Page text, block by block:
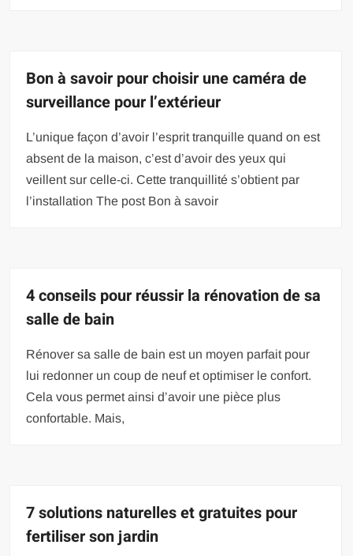
Bon à savoir pour choisir une caméra de
surveillance pour l’extérieur
L’unique façon d’avoir l’esprit tranquille quand on est
absent de la maison, c’est d’avoir des yeux qui
veillent sur celle-ci. Cette tranquillité s’obtient par
l’installation The post Bon à savoir
4 conseils pour réussir la rénovation de sa
salle de bain
Rénover sa salle de bain est un moyen parfait pour
lui redonner un coup de neuf et optimiser le confort.
Cela vous permet ainsi d’avoir une pièce plus
confortable. Mais,
7 solutions naturelles et gratuites pour
fertiliser son jardin